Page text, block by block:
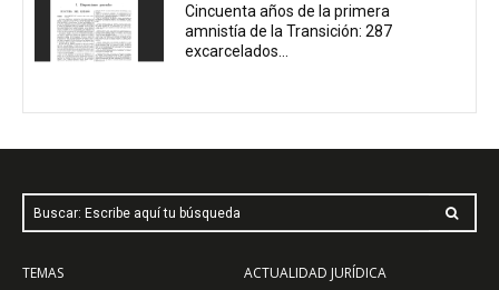
Cincuenta años de la primera
amnistía de la Transición: 287
excarcelados...
Buscar: Escribe aquí tu búsqueda
TEMAS
ACTUALIDAD JURÍDICA